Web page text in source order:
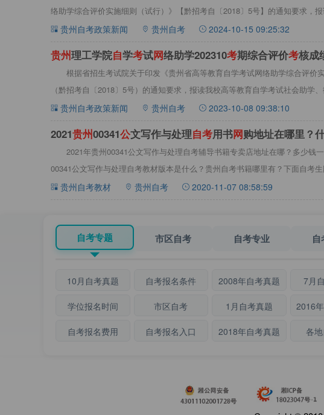
络助学综合评价实施细则（试行）》【黔招考自〔2018〕5号】的通知要求，
考试贵州自考政策新闻 贵州自考 2024-10-15 09:25:32
贵州理工学院自学考试网络助学202310考期综合评价考核成
根据省招生考试院关于印发《贵州省高等教育自学考试网络助学综合评价
（黔招考自〔2018〕5号）的通知要求，报读我校高等教育自学考试社会助学
招生考
贵州自考政策新闻 贵州自考 2023-10-08 09:38:10
2021贵州00341公文写作与处理自考用书网购地址在哪里？
2021年贵州00341公文写作与处理自考辅导书籍专卖店地址在哪？多少钱
00341公文写作与处理自考教材版本是什么？贵州自考书籍哪里有？下面自考
贵州自考教材 贵州自考 2020-11-07 08:58:59
自考专题 市区自考 自考专业
10月自考真题 自考报名条件 2008年自考真题 7月
学位报名时间 市区自考 1月自考真题 2016
自考报名费用 自考报名入口 2018年自考真题 各